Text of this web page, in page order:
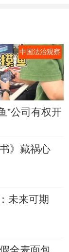
中国法治观察
”公司有权开
》藏祸心
未来可期
全麦面包